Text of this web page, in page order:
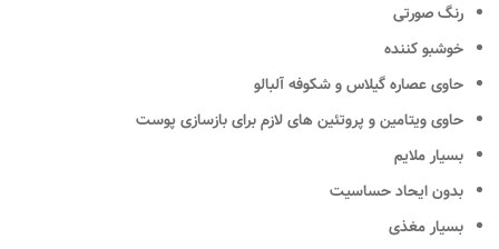
رنگ صورتی
خوشبو کننده
حاوی عصاره گیلاس و شکوفه آلبالو
حاوی ویتامین و پروتئین های لازم برای بازسازی پوست
بسیار ملایم
بدون ایحاد حساسیت
بسیار مغذی